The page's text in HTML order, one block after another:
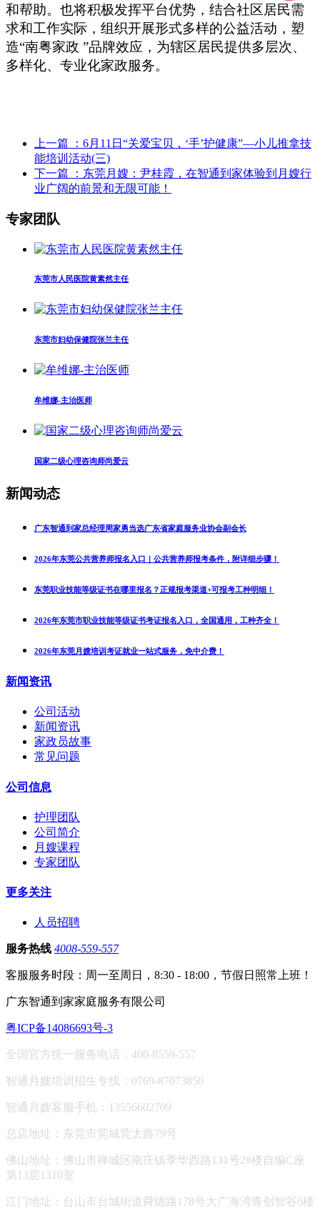
和帮助。也将积极发挥平台优势，结合社区居民需
求和工作实际，组织开展形式多样的公益活动，塑
造“南粤家政 ”品牌效应，为辖区居民提供多层次、
多样化、专业化家政服务。
上一篇
：6月11日“关爱宝贝，‘手’护健康”—小儿推拿技
能培训活动(三)
下一篇
：东莞月嫂：尹桂霞，在智通到家体验到月嫂行
业广阔的前景和无限可能！
专家团队
东莞市人民医院黄素然主任
东莞市妇幼保健院张兰主任
牟维娜-主治医师
国家二级心理咨询师尚爱云
新闻动态
广东智通到家总经理周家勇当选广东省家庭服务业协会副会长
2026年东莞公共营养师报名入口｜公共营养师报考条件，附详细步骤！
东莞职业技能等级证书在哪里报名？正规报考渠道+可报考工种明细！
2026年东莞市职业技能等级证书考证报名入口，全国通用，工种齐全！
2026年东莞月嫂培训考证就业一站式服务，免中介费！
新闻资讯
公司活动
新闻资讯
家政员故事
常见问题
公司信息
护理团队
公司简介
月嫂课程
专家团队
更多关注
人员招聘
服务热线 4008-559-557
客服服务时段：周一至周日，8:30 - 18:00，节假日照常上班！
广东智通到家家庭服务有限公司
粤ICP备14086693号-3
全国官方统一服务电话：400-8559-557
智通月嫂培训招生专线：0769-87073850
智通月嫂客服手机：13556602709
总店地址：东莞市莞城莞太路79号
佛山地址： 佛山市禅城区南庄镇季华西路131号2#楼自编C座
第13层1310室
江门地址：台山市台城街道舜德路178号大广海湾青创智谷6楼